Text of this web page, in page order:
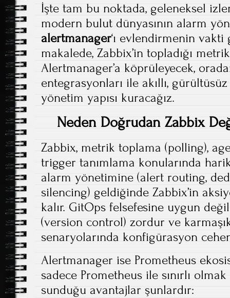
İşte tam bu noktada, geleneksel
modern bulut dünyasının alarm
alertmanager‘ı evlendirmenin
makalede, Zabbix’in topladığı
Alertmanager’a köprüleyecek,
entegrasyonları ile akıllı,
yönetim yapısı kuracağız.
Neden Doğrudan Zabbix
Zabbix, metrik toplama (polling),
trigger tanımlama konularında
alarm yönetimine (alert routing,
silencing) geldiğinde Zabbix’in
kalır. GitOps felsefesine uygun
(version control) zordur ve
senaryolarında konfigürasyon
Alertmanager ise Prometheus
sadece Prometheus ile sınırlı
sunduğu avantajlar şunlardır: